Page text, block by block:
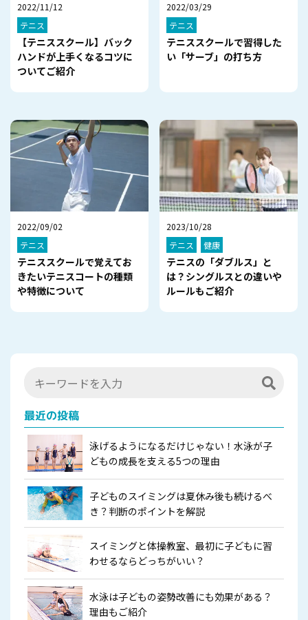
2022/11/12
テニス
【テニススクール】バック
ハンドが上手くなるコツに
ついてご紹介
2022/03/29
テニス
テニススクールで習得した
い「サーブ」の打ち方
2022/09/02
テニス
テニススクールで覚えてお
きたいテニスコートの種類
や特徴について
2023/10/28
テニス
健康
テニスの「ダブルス」と
は？シングルスとの違いや
ルールもご紹介
最近の投稿
泳げるようになるだけじゃない！水泳が子
どもの成長を支える5つの理由
子どものスイミングは夏休み後も続けるべ
き？判断のポイントを解説
スイミングと体操教室、最初に子どもに習
わせるならどっちがいい？
水泳は子どもの姿勢改善にも効果がある？
理由もご紹介